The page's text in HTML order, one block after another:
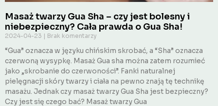
Masaż twarzy Gua Sha – czy jest bolesny i
niebezpieczny? Cała prawda o Gua Sha!
2024-04-23 Brak komentarzy
“Gua” oznacza w języku chińskim skrobać, a “Sha” oznacza
czerwoną wysypkę. Masaż Gua sha można zatem rozumieć
jako „skrobanie do czerwoności”. Fanki naturalnej
pielęgnacji skóry twarzy i ciała na pewno znają tę technikę
masażu. Jednak czy masaż twarzy Gua Sha jest bezpieczny?
Czy jest się czego bać? Masaż twarzy Gua